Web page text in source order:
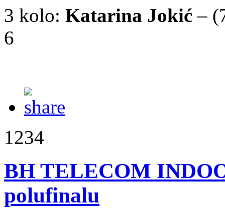
3 kolo: Katarina Jokić –
6
1234
BH TELECOM
polufinalu